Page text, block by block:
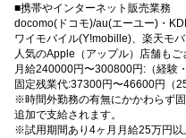
■携帯やインターネット販売業務
docomo(ドコモ)/au(エーユー)・
ワイモバイル(Y!mobille)、楽天モ
人気のApple（アップル）店舗もご
月給240000円〜300800円:（経験
固定残業代:37300円〜46600円（
※時間外勤務の有無にかかわらず
追加で支給されます。
※試用期間あり4ヶ月月給25万円以